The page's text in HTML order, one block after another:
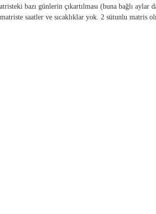
bazı günlerin çıkartılması (buna bağlı aylar
saatler ve sıcaklıklar yok. 2 sütunlu matris